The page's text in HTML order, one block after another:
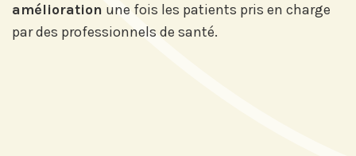
amélioration une fois les patients pris en charge
par des professionnels de santé.